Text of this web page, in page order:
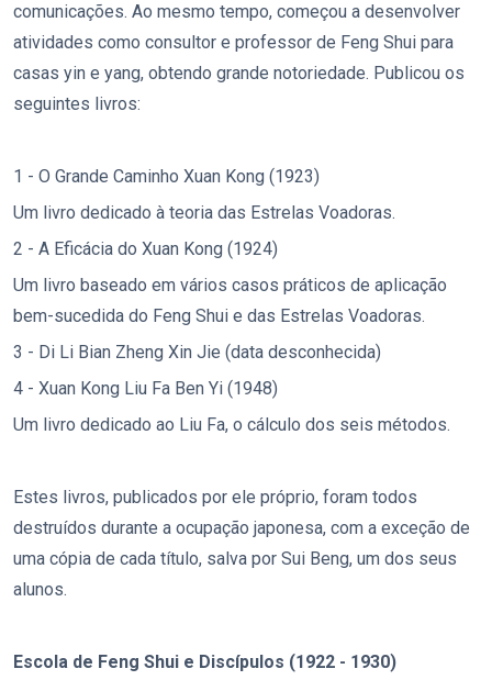
comunicações. Ao mesmo tempo, começou a desenvolver
atividades como consultor e professor de Feng Shui para
casas yin e yang, obtendo grande notoriedade. Publicou os
seguintes livros:
1 - O Grande Caminho Xuan Kong (1923)
Um livro dedicado à teoria das Estrelas Voadoras.
2 - A Eficácia do Xuan Kong (1924)
Um livro baseado em vários casos práticos de aplicação
bem-sucedida do Feng Shui e das Estrelas Voadoras.
3 - Di Li Bian Zheng Xin Jie (data desconhecida)
4 - Xuan Kong Liu Fa Ben Yi (1948)
Um livro dedicado ao Liu Fa, o cálculo dos seis métodos.
Estes livros, publicados por ele próprio, foram todos
destruídos durante a ocupação japonesa, com a exceção de
uma cópia de cada título, salva por Sui Beng, um dos seus
alunos.
Escola de Feng Shui e Discípulos (1922 - 1930)